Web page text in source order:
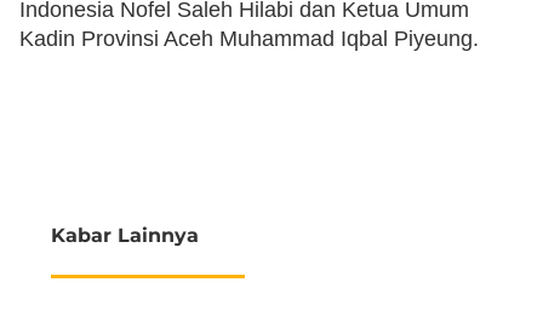
Indonesia Nofel Saleh Hilabi dan Ketua Umum
Kadin Provinsi Aceh Muhammad Iqbal Piyeung.
Kabar Lainnya